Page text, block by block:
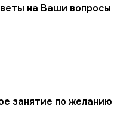
на Ваши вопросы
занятие по желанию